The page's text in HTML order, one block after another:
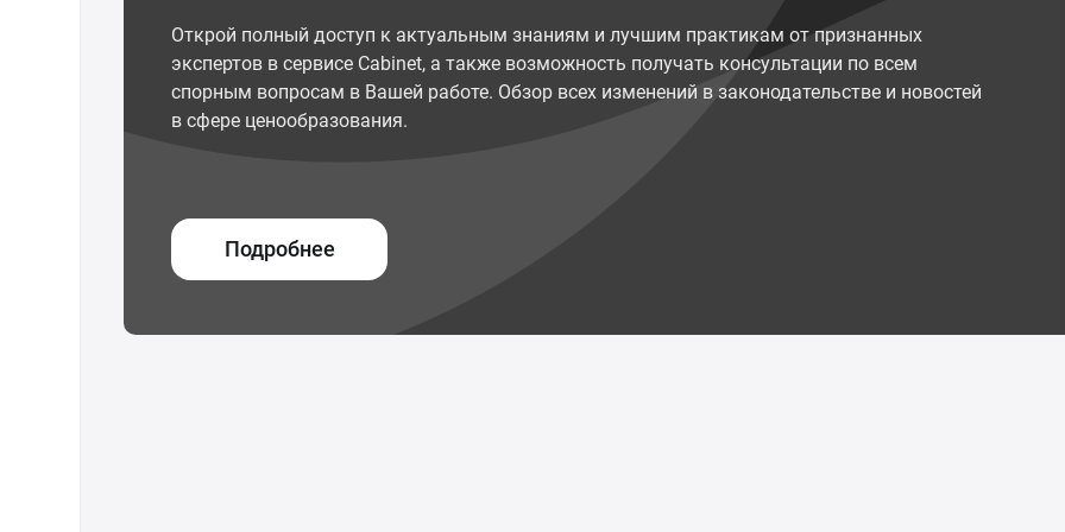
Открой полный доступ к актуальным знаниям и лучшим практикам от признанных
экспертов в сервисе Cabinet, а также возможность получать консультации по всем
спорным вопросам в Вашей работе. Обзор всех изменений в законодательстве и новостей
в сфере ценообразования.
Подробнее